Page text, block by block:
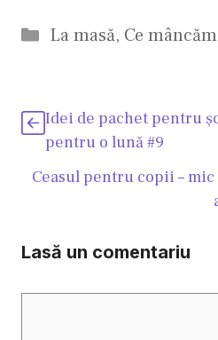
Categorii
La masă, Ce
Idei de pachet pentru
pentru o lună #9
Ceasul pentru copii –
Lasă un comentariu